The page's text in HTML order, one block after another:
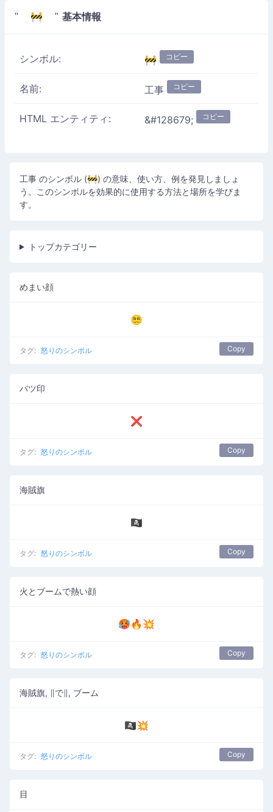
" 🚧 " 基本情報
シンボル: 🚧 コピー
名前: 工事 コピー
HTML エンティティ: &#128679; コピー
工事 のシンボル (🚧) の意味、使い方、例を発見しましょ
う。このシンボルを効果的に使用する方法と場所を学びま
す。
トップカテゴリー
めまい顔
😵‍💫
タグ: 怒りのシンボル Copy
バツ印
❌
タグ: 怒りのシンボル Copy
海賊旗
🏴‍☠️
タグ: 怒りのシンボル Copy
火とブームで熱い顔
🥵🔥💥
タグ: 怒りのシンボル Copy
海賊旗, ∥で∥, ブーム
🏴‍☠️💥
タグ: 怒りのシンボル Copy
目